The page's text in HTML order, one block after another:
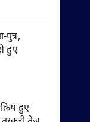
पुत्र,
हुए
हुए